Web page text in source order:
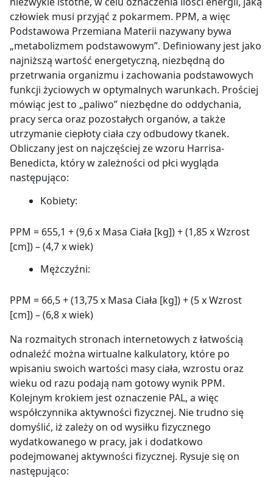
człowiek musi przyjąć z pokarmem. PPM, a więc
Podstawowa Przemiana Materii nazywany bywa
„metabolizmem podstawowym”. Definiowany jest jako
najniższą wartość energetyczną, niezbędną do
przetrwania organizmu i zachowania podstawowych
funkcji życiowych w optymalnych warunkach. Prościej
mówiąc jest to „paliwo” niezbędne do oddychania,
pracy serca oraz pozostałych organów, a także
utrzymanie ciepłoty ciała czy odbudowy tkanek.
Obliczany jest on najczęściej ze wzoru Harrisa-
Benedicta, który w zależności od płci wygląda
następująco:
Kobiety:
PPM = 655,1 + (9,6 x Masa Ciała [kg]) + (1,85 x Wzrost
[cm]) – (4,7 x wiek)
Mężczyźni:
PPM = 66,5 + (13,75 x Masa Ciała [kg]) + (5 x Wzrost
[cm]) – (6,8 x wiek)
Na rozmaitych stronach internetowych z łatwością
odnaleźć można wirtualne kalkulatory, które po
wpisaniu swoich wartości masy ciała, wzrostu oraz
wieku od razu podają nam gotowy wynik PPM.
Kolejnym krokiem jest oznaczenie PAL, a więc
współczynnika aktywności fizycznej. Nie trudno się
domyślić, iż zależy on od wysiłku fizycznego
wydatkowanego w pracy, jak i dodatkowo
podejmowanej aktywności fizycznej. Rysuje się on
następująco: